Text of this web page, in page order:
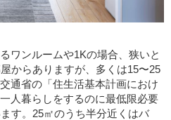
ワンルームや1Kの場合、狭いと
からありますが、多くは15〜25
通省の「住生活基本計画におけ
人暮らしをするのに最低限必要
す。25㎡のうち半分近くはバ